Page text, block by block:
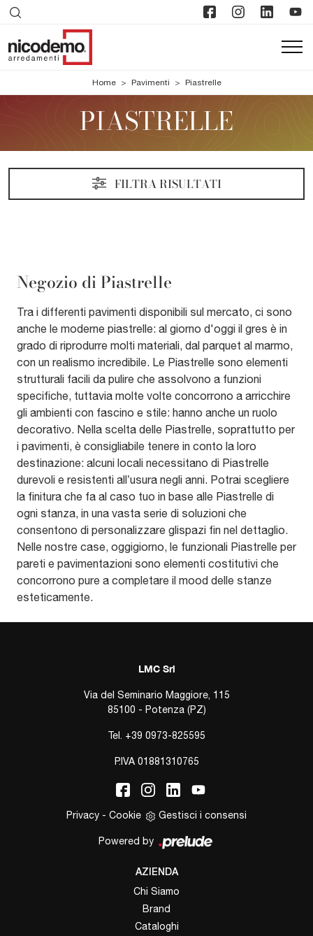
Home > Pavimenti > Piastrelle
PIASTRELLE
FILTRA RISULTATI
Negozio di Piastrelle
Tra i differenti pavimenti disponibili sul mercato, ci sono
anche le moderne piastrelle: al giorno d'oggi il gres è in
grado di riprodurre molti materiali, dal parquet al marmo,
con un realismo incredibile. Le Piastrelle sono elementi
strutturali facili da pulire che assolvono a funzioni
specifiche, tuttavia molte volte concorrono a arricchire
gli ambienti con fascino e stile: hanno anche un ruolo
decorativo. Nella scelta delle Piastrelle, soprattutto per
i pavimenti, è consigliabile tenere in conto la loro
destinazione: alcuni locali necessitano di Piastrelle
durevoli e resistenti all’usura negli anni. Potrai scegliere
la finitura che fa al caso tuo in base alle Piastrelle di
ogni stanza, in una vasta serie di soluzioni che
consentono di personalizzare glispazi fin nel dettaglio.
Nelle nostre case, oggigiorno, le funzionali Piastrelle per
pareti e pavimentazioni sono elementi costitutivi che
concorrono pure a completare il mood delle stanze
esteticamente.
LMC Srl
Via del Seminario Maggiore, 115
85100 - Potenza (PZ)
Tel. +39 0973-825595
P.IVA 01881310765
Privacy - Cookie Gestisci i consensi
Powered by
AZIENDA
Chi Siamo
Brand
Cataloghi